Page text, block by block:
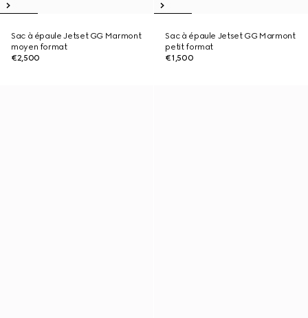
Sac à épaule Jetset GG Marmont
moyen format
€2,500
Sac à épaule Jetset GG Marmont
petit format
€1,500